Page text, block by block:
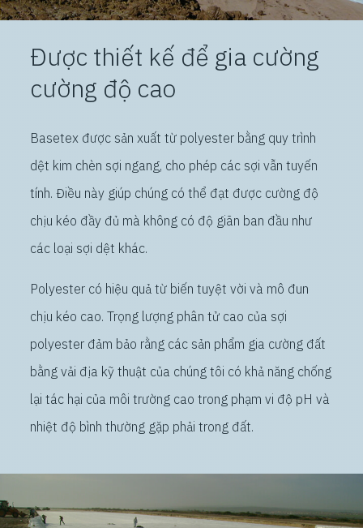
Được thiết kế để gia cường
cường độ cao
Basetex được sản xuất từ polyester bằng quy trình
dệt kim chèn sợi ngang, cho phép các sợi vẫn tuyến
tính. Điều này giúp chúng có thể đạt được cường độ
chịu kéo đầy đủ mà không có độ giãn ban đầu như
các loại sợi dệt khác.
Polyester có hiệu quả từ biến tuyệt vời và mô đun
chịu kéo cao. Trọng lượng phân tử cao của sợi
polyester đảm bảo rằng các sản phẩm gia cường đất
bằng vải địa kỹ thuật của chúng tôi có khả năng chống
lại tác hại của môi trường cao trong phạm vi độ pH và
nhiệt độ bình thường gặp phải trong đất.